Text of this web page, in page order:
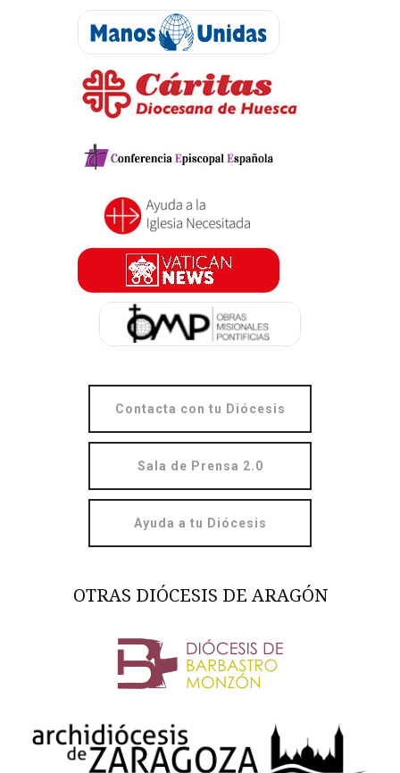
Contacta con tu Diócesis
Sala de Prensa 2.0
Ayuda a tu Diócesis
OTRAS DIÓCESIS DE ARAGÓN